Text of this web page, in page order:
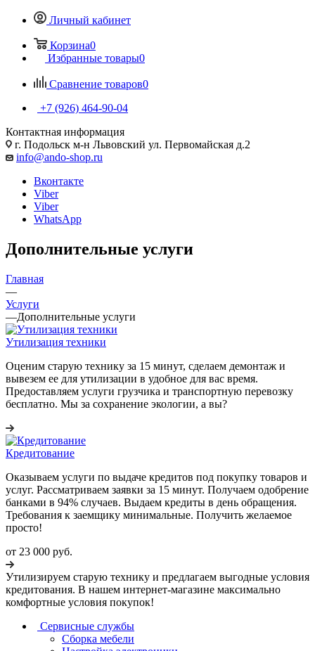
Личный кабинет
Корзина0
Избранные товары0
Сравнение товаров0
+7 (926) 464-90-04
Контактная информация
г. Подольск м-н Львовский ул. Первомайская д.2
info@ando-shop.ru
Вконтакте
Viber
Viber
WhatsApp
Дополнительные услуги
Главная
—
Услуги
—Дополнительные услуги
Утилизация техники
Оценим старую технику за 15 минут, сделаем демонтаж и
вывезем ее для утилизации в удобное для вас время.
Предоставляем услуги грузчика и транспортную перевозку
бесплатно. Мы за сохранение экологии, а вы?
Кредитование
Оказываем услуги по выдаче кредитов под покупку товаров и
услуг. Рассматриваем заявки за 15 минут. Получаем одобрение
банками в 94% случаев. Выдаем кредиты в день обращения.
Требования к заемщику минимальные. Получить желаемое
просто!
от 23 000 руб.
Утилизируем старую технику и предлагаем выгодные условия
кредитования. В нашем интернет-магазине максимально
комфортные условия покупок!
Сервисные службы
Сборка мебели